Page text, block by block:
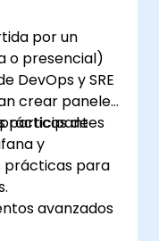
por un
o presencial)
DevOps y SRE
crear paneles
de
y
participantes
prácticas para
avanzados